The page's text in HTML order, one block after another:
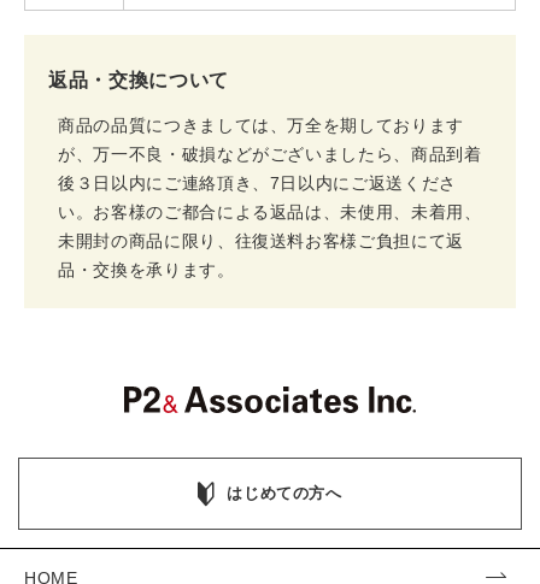
返品・交換について
商品の品質につきましては、万全を期しております
が、万一不良・破損などがございましたら、商品到着
後３日以内にご連絡頂き、7日以内にご返送くださ
い。お客様のご都合による返品は、未使用、未着用、
未開封の商品に限り、往復送料お客様ご負担にて返
品・交換を承ります。
はじめての方へ
HOME